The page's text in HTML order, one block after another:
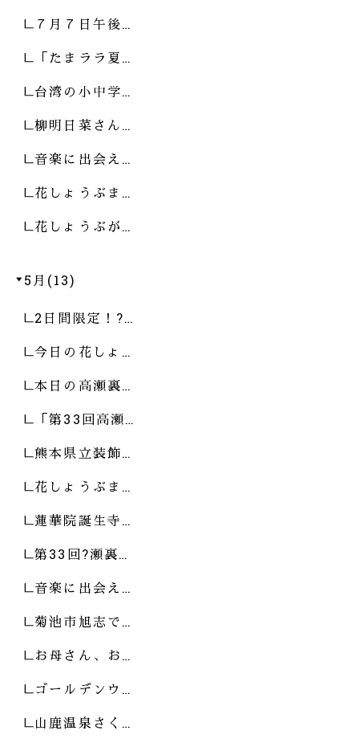
７月７日午後…
「たまララ夏…
台湾の小中学…
柳明日菜さん…
音楽に出会え…
花しょうぶま…
花しょうぶが…
5月(13)
2日間限定！?…
今日の花しょ…
本日の高瀬裏…
「第33回高瀬…
熊本県立装飾…
花しょうぶま…
蓮華院誕生寺…
第33回?瀬裏…
音楽に出会え…
菊池市旭志で…
お母さん、お…
ゴールデンウ…
山鹿温泉さく…